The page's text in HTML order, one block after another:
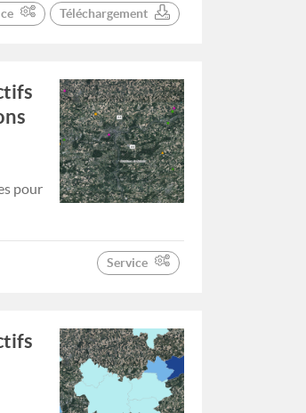
Téléchargement
pour
Service